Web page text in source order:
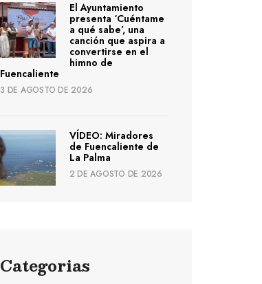
El Ayuntamiento
presenta ‘Cuéntame
a qué sabe’, una
canción que aspira a
convertirse en el
himno de
Fuencaliente
3 DE AGOSTO DE 2026
VÍDEO: Miradores
de Fuencaliente de
La Palma
2 DE AGOSTO DE 2026
Categorias